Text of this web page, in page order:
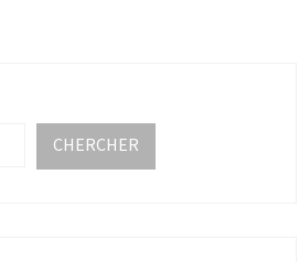
CHERCHER